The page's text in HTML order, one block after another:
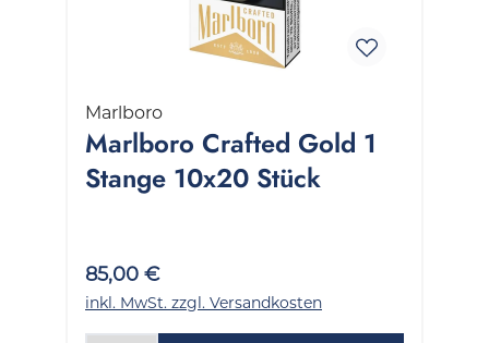
Marlboro
Marlboro Crafted Gold 1
Stange 10x20 Stück
85,00 €
inkl. MwSt. zzgl. Versandkosten